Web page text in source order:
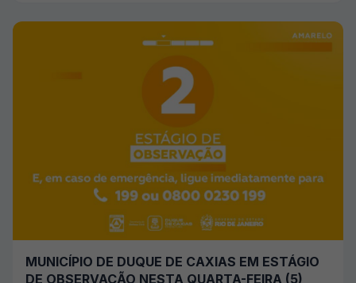
MUNICÍPIO DE DUQUE DE CAXIAS EM ESTÁGIO
DE OBSERVAÇÃO NESTA QUARTA-FEIRA (5)